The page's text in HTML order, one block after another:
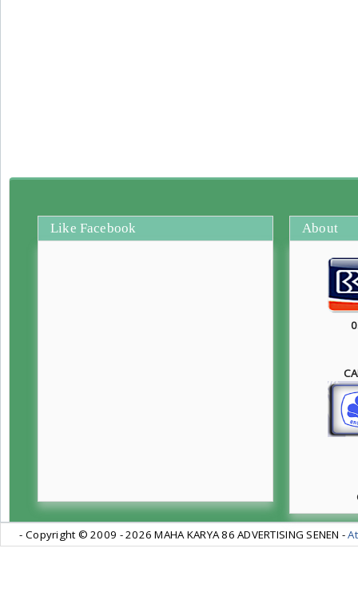
Like Facebook About
- Copyright © 2009 -2026 MAHA KARYA 86 ADVERTISING SENEN -